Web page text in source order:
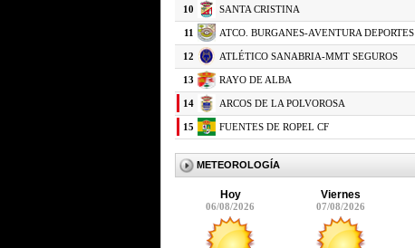
10 SANTA CRISTINA
11 ATCO. BURGANES-AVENTURA DEPORTES
12 ATLÉTICO SANABRIA-MMT SEGUROS
13 RAYO DE ALBA
14 ARCOS DE LA POLVOROSA
15 FUENTES DE ROPEL CF
METEOROLOGÍA
Hoy
06/08/2026
Viernes
07/08/2026